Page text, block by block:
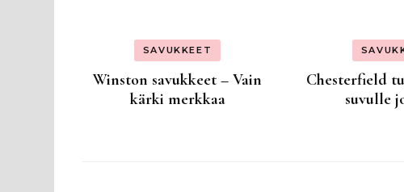
SAVUKKEET
Winston savukkeet – Vain
kärki merkkaa
Chesterfield
suvulle